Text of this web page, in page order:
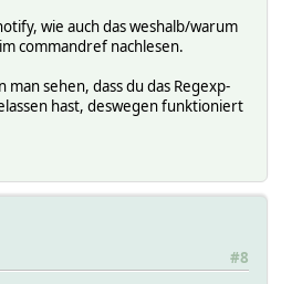
wie auch das weshalb/warum
commandref nachlesen.
sehen, dass du das Regexp-
hast, deswegen funktioniert
#8